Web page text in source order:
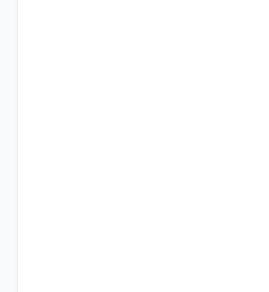
باشد
زمان ممکن